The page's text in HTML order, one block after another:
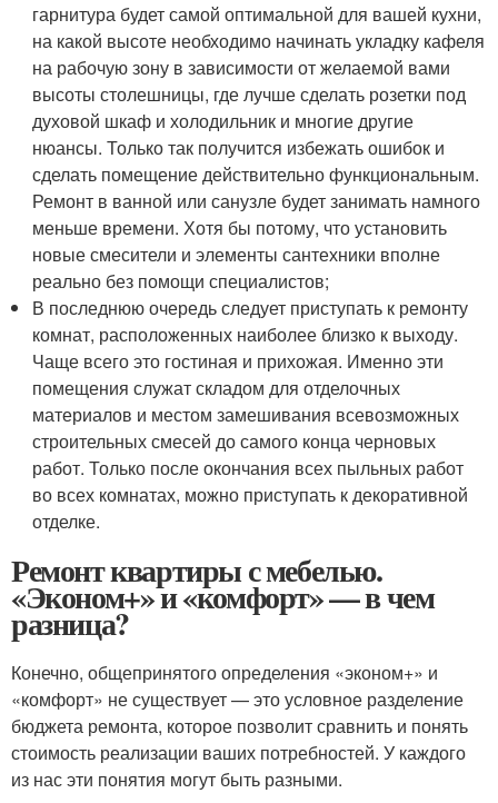
гарнитура будет самой оптимальной для вашей кухни,
на какой высоте необходимо начинать укладку кафеля
на рабочую зону в зависимости от желаемой вами
высоты столешницы, где лучше сделать розетки под
духовой шкаф и холодильник и многие другие
нюансы. Только так получится избежать ошибок и
сделать помещение действительно функциональным.
Ремонт в ванной или санузле будет занимать намного
меньше времени. Хотя бы потому, что установить
новые смесители и элементы сантехники вполне
реально без помощи специалистов;
В последнюю очередь следует приступать к ремонту
комнат, расположенных наиболее близко к выходу.
Чаще всего это гостиная и прихожая. Именно эти
помещения служат складом для отделочных
материалов и местом замешивания всевозможных
строительных смесей до самого конца черновых
работ. Только после окончания всех пыльных работ
во всех комнатах, можно приступать к декоративной
отделке.
Ремонт квартиры с мебелью.
«Эконом+» и «комфорт» — в чем
разница?
Конечно, общепринятого определения «эконом+» и
«комфорт» не существует — это условное разделение
бюджета ремонта, которое позволит сравнить и понять
стоимость реализации ваших потребностей. У каждого
из нас эти понятия могут быть разными.